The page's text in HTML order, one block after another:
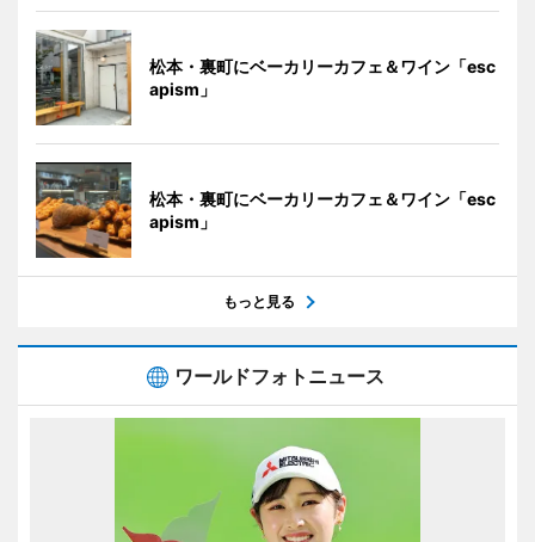
松本・裏町にベーカリーカフェ＆ワイン「esc
apism」
松本・裏町にベーカリーカフェ＆ワイン「esc
apism」
もっと見る
ワールドフォトニュース